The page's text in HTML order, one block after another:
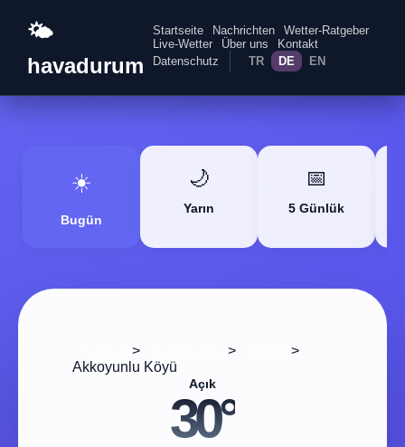
🌤️
havadurum
Startseite Nachrichten
Wetter-Ratgeber
Live-Wetter
Über uns
Kontakt
Datenschutz
TR DE EN
☀️
Bugün
🌙
Yarın
📅
5 Günlük
> >
>
Akkoyunlu Köyü
Açık
30°